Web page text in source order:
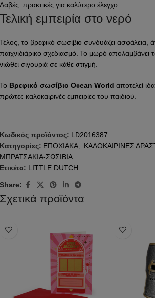
Λαβές: πρακτικές για καλύτερο έλεγχο
Τελική εμπειρία στο νερό
Τέλος, το βρεφικό σωσίβιο συνδυάζει ασφάλεια,
παιχνιδιάρικο σχεδιασμό. Το μωρό απολαμβάνει
νιώθει σιγουριά σε κάθε στιγμή.
Το Βρεφικό σωσίβιο Ocean World αποτελεί
πρώτες καλοκαιρινές εμπειρίες του παιδιού.
Κωδικός προϊόντος: LD2016387
Κατηγορίες: ΕΠΟΧΙΑΚΑ ΚΑΛΟΚΑΙΡΙΝΕΣ
ΜΠΡΑΤΣΑΚΙΑ-ΣΩΣΙΒΙΑ
Ετικέτα: LITTLE DUTCH
Share:
Σχετικά προϊόντα